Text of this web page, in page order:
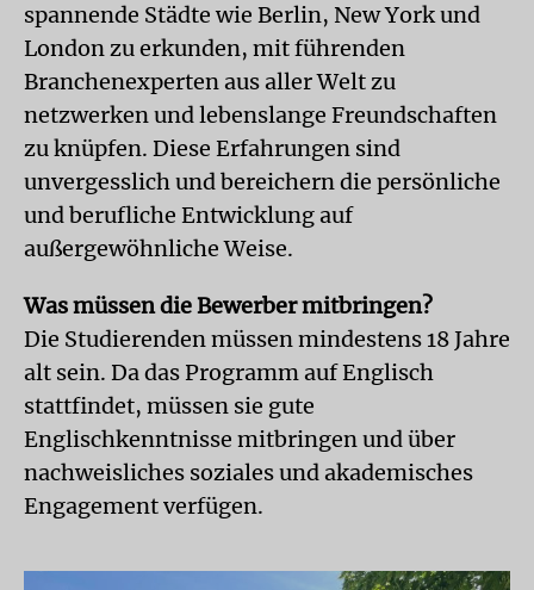
spannende Städte wie Berlin, New York und
London zu erkunden, mit führenden
Branchenexperten aus aller Welt zu
netzwerken und lebenslange Freundschaften
zu knüpfen. Diese Erfahrungen sind
unvergesslich und bereichern die persönliche
und berufliche Entwicklung auf
außergewöhnliche Weise.
Was müssen die Bewerber mitbringen?
Die Studierenden müssen mindestens 18 Jahre
alt sein. Da das Programm auf Englisch
stattfindet, müssen sie gute
Englischkenntnisse mitbringen und über
nachweisliches soziales und akademisches
Engagement verfügen.